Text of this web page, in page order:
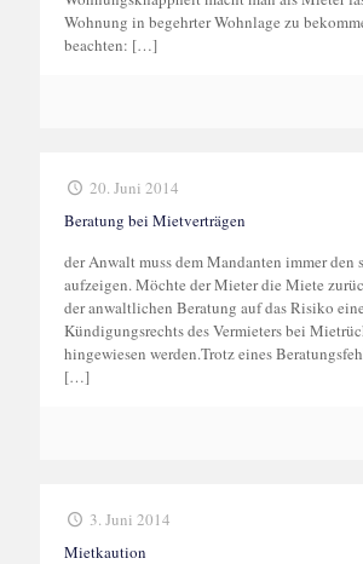
Wohnung in begehrter Wohnlage zu
beachten: […]
20. Juni 2014
Beratung bei Mietverträgen
der Anwalt muss dem Mandanten immer den
aufzeigen. Möchte der Mieter die Miete
der anwaltlichen Beratung auf das Risiko
Kündigungsrechts des Vermieters bei
hingewiesen werden.Trotz eines
[…]
3. Juni 2014
Mietkaution